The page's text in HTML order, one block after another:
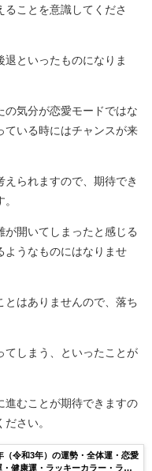
ことを意識してくださ
といったものになりま
の気分が恋愛モードではな
ている時にはチャンスが来
られますので、期待でき
開いてしまったと感じる
ようなものにはなりませ
とはありませんので、落ち
てしまう、といったことが
進むことが期待できますの
さい。
（令和3年）の運勢・全体運・恋愛
健康運・ラッキーカラー・ラッ